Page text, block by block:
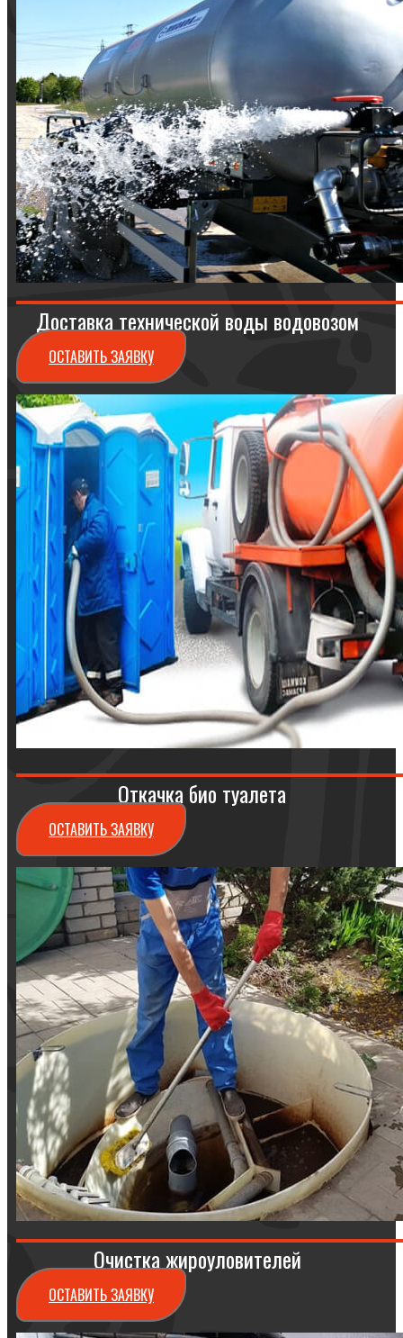
Доставка технической воды водовозом
ОСТАВИТЬ ЗАЯВКУ
Откачка био туалета
ОСТАВИТЬ ЗАЯВКУ
Очистка жироуловителей
ОСТАВИТЬ ЗАЯВКУ